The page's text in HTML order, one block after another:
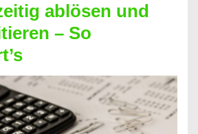
ablösen und
– So